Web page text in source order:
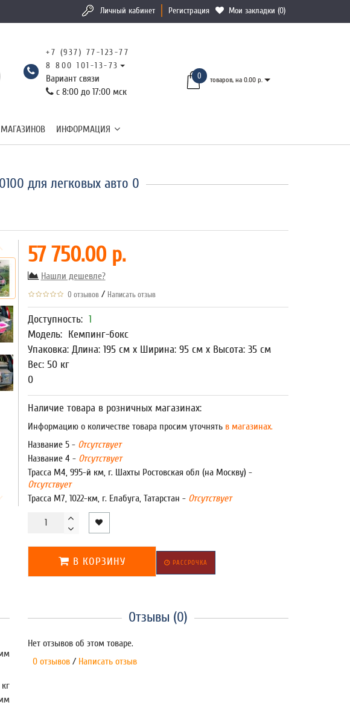
Личный кабинет Регистрация Мои закладки (0)
+7 (937) 77-123-77
8 800 101-13-73
Вариант связи
с 8:00 до 17:00 мск
0 товаров, на 0.00 р.
ИНФОРМАЦИЯ
для легковых авто 0
57 750.00 р.
Нашли дешевле?
0 отзывов / Написать отзыв
Доступность: 1
Модель: Кемпинг-бокс
Упаковка: Длина: 195 см x Ширина: 95 см x Высота: 35 см
Вес: 50 кг
0
Наличие товара в розничных магазинах:
Информацию о количестве товара просим уточнятьв магазинах.
Название 5 - Отсутствует
Название 4 - Отсутствует
Трасса М4, 995-й км, г. Шахты Ростовская обл (на Москву) -
Отсутствует
Трасса М7, 1022-км, г. Елабуга, Татарстан - Отсутствует
В КОРЗИНУ РАССРОЧКА
Отзывы (0)
Нет отзывов об этом товаре.
0 отзывов / Написать отзыв